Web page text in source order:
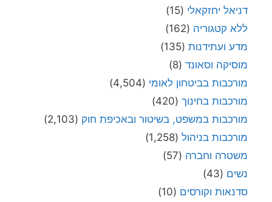
דניאל יחזקאלי (15)
ללא קטגוריה (162)
מדע ועתידנות (135)
מוסיקה וסאונד (8)
מורכבות בביטחון לאומי (4,504)
מורכבות בחינוך (420)
מורכבות במשפט, בשיטור ובאכיפת חוק (2,103)
מורכבות בניהול (1,258)
משטרה וחברה (57)
נשים (43)
סדנאות וקורסים (10)